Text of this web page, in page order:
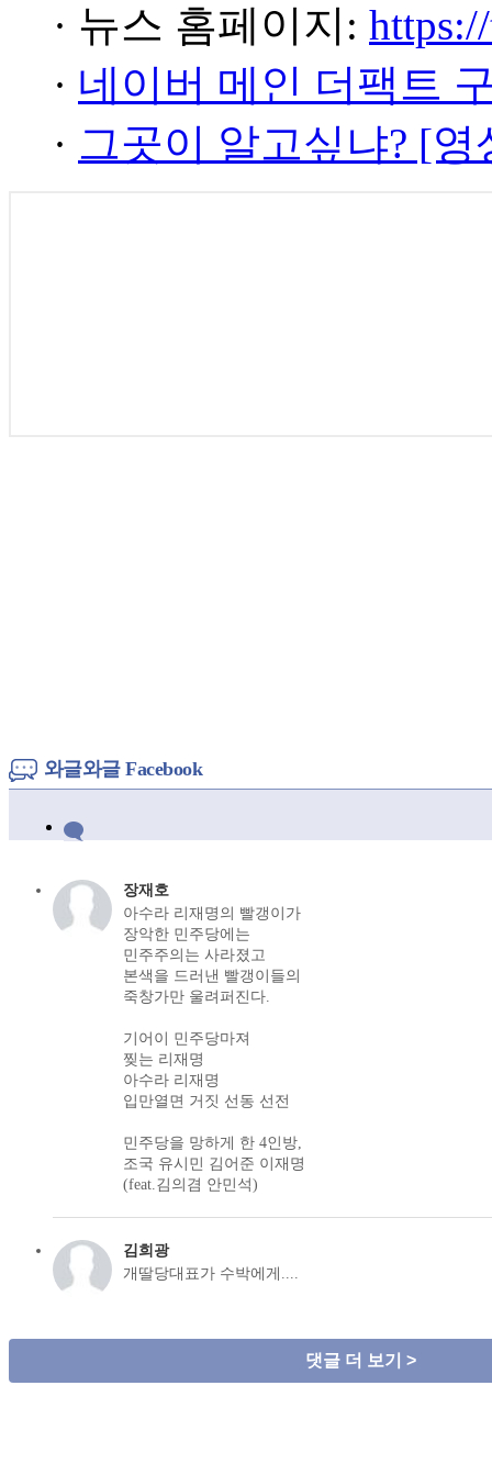
· 뉴스 홈페이지:
· 네이버 메인 더팩트
· 그곳이 알고싶냐? [
와글와글 Facebook
장재호
아수라 리재명의 빨갱이가
장악한 민주당에는
민주주의는 사라졌고
본색을 드러낸 빨갱이들의
죽창가만 울려퍼진다.
기어이 민주당마져
찢는 리재명
아수라 리재명
입만열면 거짓 선동 선전
민주당을 망하게 한 4인방,
조국 유시민 김어준 이재명
(feat.김의겸 안민석)
김희광
개딸당대표가 수박에게....
댓글 더 보기 >